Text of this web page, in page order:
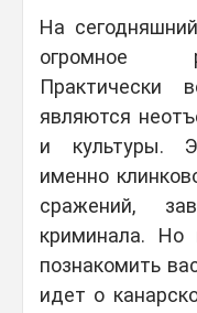
На
огромное
Практически
являются
и культуры.
именно
сражений,
криминала.
познакомить
идет о